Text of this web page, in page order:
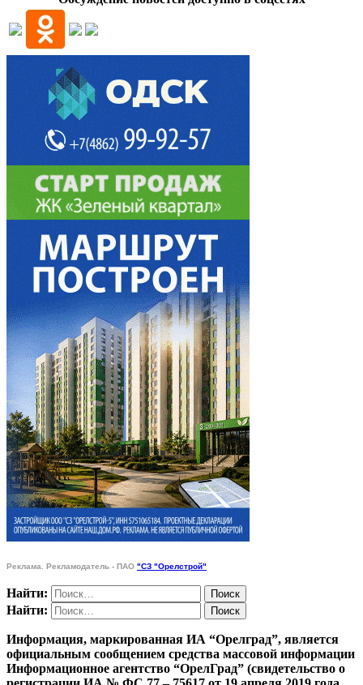
Реклама. Рекламодатель - ПАО "СЗ "Орелстрой"
Найти:
Найти:
Информация, маркированная ИА “Орелград”, является
официальным сообщением средства массовой информации
Информационное агентство “ОрелГрад” (свидетельство о